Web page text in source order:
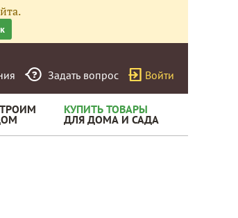
Задать вопрос Войти
КУПИТЬ ТОВАРЫ
ДЛЯ ДОМА И САДА